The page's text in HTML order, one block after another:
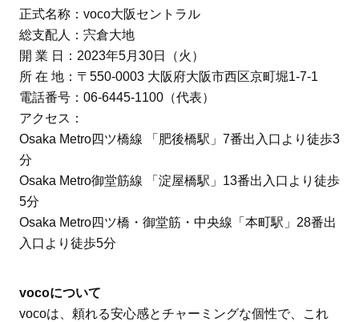
正式名称：voco大阪セントラル
総支配人：宍倉大地
開 業 日：2023年5月30日（火）
所 在 地：〒550-0003 大阪府大阪市西区京町堀1-7-1
電話番号：06-6445-1100（代表）
アクセス：
Osaka Metro四ツ橋線 「肥後橋駅」7番出入口より徒歩3
分
Osaka Metro御堂筋線 「淀屋橋駅」13番出入口より徒歩
5分
Osaka Metro四ツ橋・御堂筋・中央線「本町駅」28番出
入口より徒歩5分
vocoについて
vocoは、頼れる安心感とチャーミングな個性で、これ